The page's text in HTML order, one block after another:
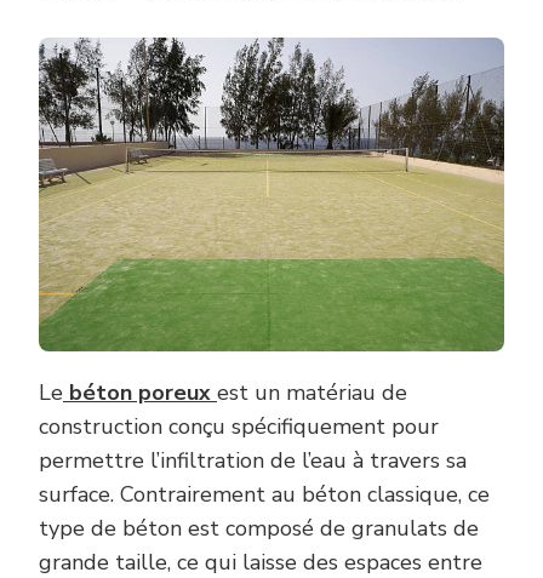
LE
BÉTON
POREUX
ET
POURQUOI
EST-
IL
UTILISÉ
POUR
LA
DE
TERRAINS
Le béton poreux est un matériau de
construction conçu spécifiquement pour
permettre l’infiltration de l’eau à travers sa
surface. Contrairement au béton classique, ce
type de béton est composé de granulats de
grande taille, ce qui laisse des espaces entre